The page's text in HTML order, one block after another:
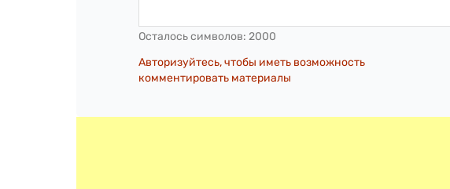
Осталось символов: 2000
Авторизуйтесь, чтобы иметь возможность
комментировать материалы